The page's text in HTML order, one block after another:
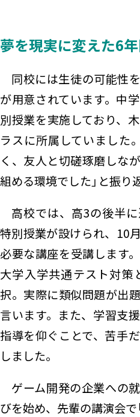
夢を現実に変えた6
同校には生徒の可能性
が用意されています。中
別授業を実施しており、
ラスに所属していました
く、友人と切磋琢磨しな
組める環境でした」と振り
高校では、高3の後半
特別授業が設けられ、10
必要な講座を受講します
大学入学共通テスト対策
択。実際に類似問題が出
言います。また、学習支
指導を仰ぐことで、苦手
しました。
ゲーム開発の企業への
びを始め、先輩の講演会